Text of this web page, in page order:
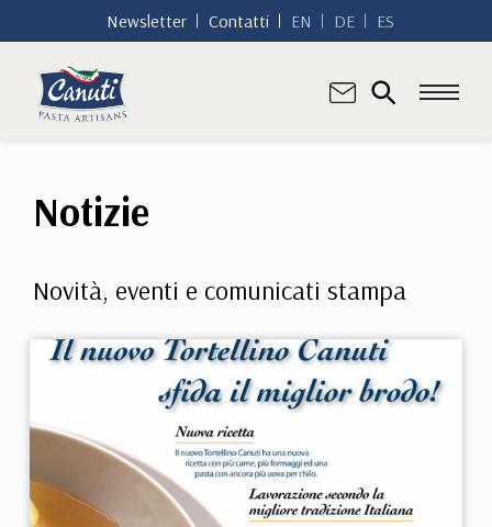
Newsletter Contatti EN DE ES
Notizie
Novità, eventi e comunicati stampa